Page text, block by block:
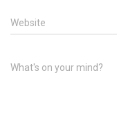
Website
What's on your mind?